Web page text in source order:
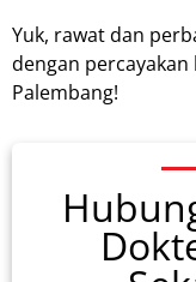
Yuk, rawat dan
dengan
Palembang!